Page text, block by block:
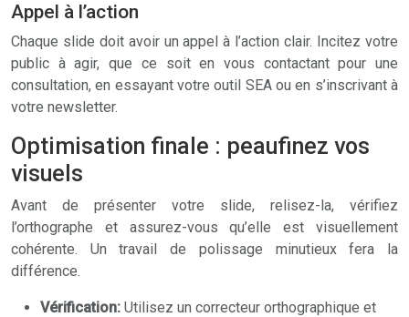
Appel à l’action
Chaque slide doit avoir un appel à l’action clair. Incitez votre
public à agir, que ce soit en vous contactant pour une
consultation, en essayant votre outil SEA ou en s’inscrivant à
votre newsletter.
Optimisation finale : peaufinez vos
visuels
Avant de présenter votre slide, relisez-la, vérifiez
l’orthographe et assurez-vous qu’elle est visuellement
cohérente. Un travail de polissage minutieux fera la
différence.
Vérification: Utilisez un correcteur orthographique et